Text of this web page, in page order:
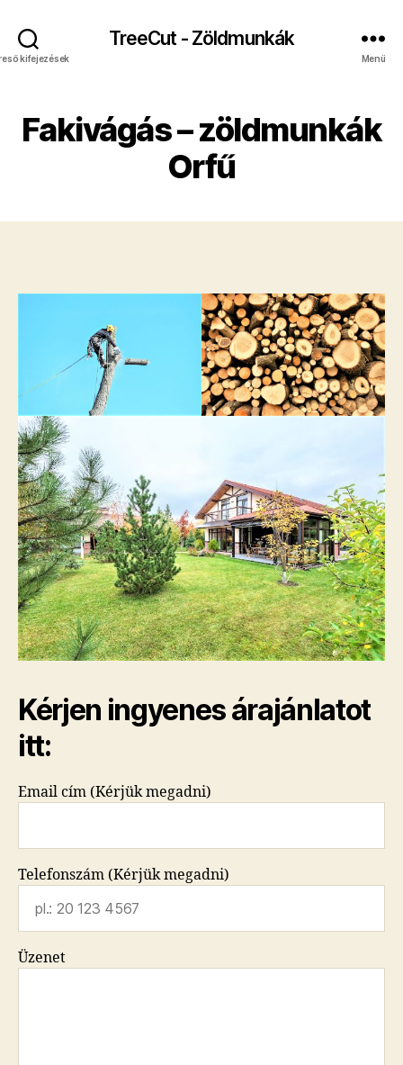
kifejezések
TreeCut - Zöldmunkák
Menü
Fakivágás – zöldmunkák
Orfű
Kérjen ingyenes árajánlatot
itt:
Email cím (Kérjük megadni)
Telefonszám (Kérjük megadni)
Üzenet